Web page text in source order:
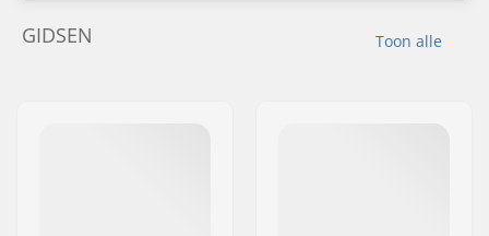
Toon alle
GIDSEN